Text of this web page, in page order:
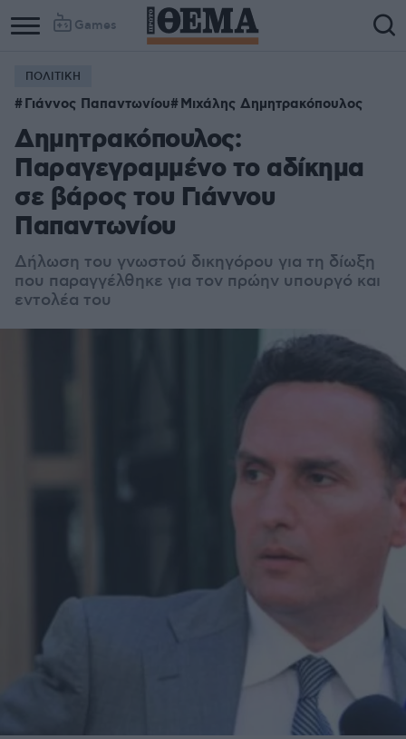
Games
ΠΟΛΙΤΙΚΗ
Γιάννος Παπαντωνίου Μιχάλης Δημητρακόπουλος
Δημητρακόπουλος:
Παραγεγραμμένο το αδίκημα
σε βάρος του Γιάννου
Παπαντωνίου
Δήλωση του γνωστού δικηγόρου για τη δίωξη
που παραγγέλθηκε για τον πρώην υπουργό και
εντολέα του